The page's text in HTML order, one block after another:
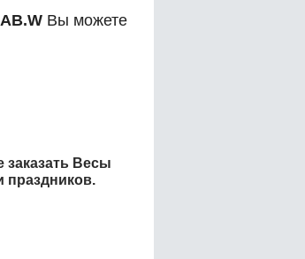
Вы можете
Весы
праздников.